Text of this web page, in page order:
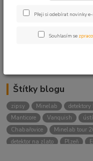
Kategorie blogu
Detektory
Štítky blogu
zipsy Minelab detektory
Manticore
Vanquish
Chabařovice
Minelab tour
detektor na zlato
Plzeň
Přeji si odebírat novinky
Souhlasím se